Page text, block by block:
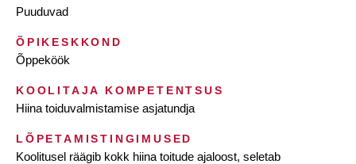
Puuduvad
ÕPIKESKKOND
Õppeköök
KOOLITAJA KOMPETENTSUS
Hiina toiduvalmistamise asjatundja
LÕPETAMISTINGIMUSED
Koolitusel räägib kokk hiina toitude ajaloost, seletab